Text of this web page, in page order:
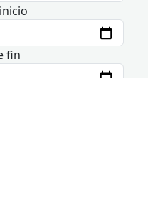
fin